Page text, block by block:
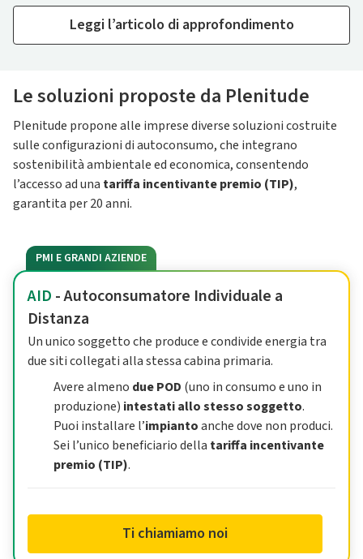
Leggi l’articolo di approfondimento
Le soluzioni proposte da Plenitude
Plenitude propone alle imprese diverse soluzioni costruite
sulle configurazioni di autoconsumo, che integrano
sostenibilità ambientale ed economica, consentendo
l’accesso ad una tariffa incentivante premio (TIP),
garantita per 20 anni.
PMI E GRANDI AZIENDE
AID - Autoconsumatore Individuale a
Distanza
Un unico soggetto che produce e condivide energia tra
due siti collegati alla stessa cabina primaria.
Avere almeno due POD (uno in consumo e uno in
produzione) intestati allo stesso soggetto.
Puoi installare l’impiantoanche dove non produci.
Sei l’unico beneficiario della tariffa incentivante
premio (TIP).
Ti chiamiamo noi